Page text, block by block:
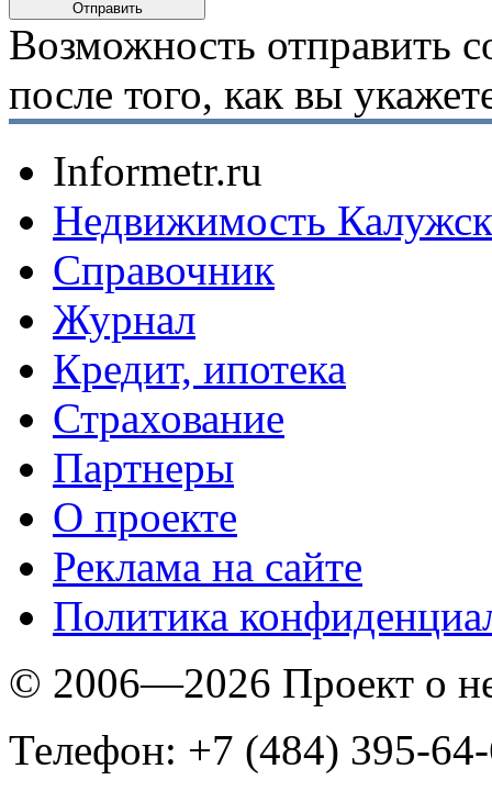
Возможность отправить
после того, как вы
Informetr.ru
Недвижимость
Справочник
Журнал
Кредит, ипотека
Страхование
Партнеры
O проекте
Реклама на сайте
Политика
© 2006—2026 Проект о
Телефон: +7 (484) 395-